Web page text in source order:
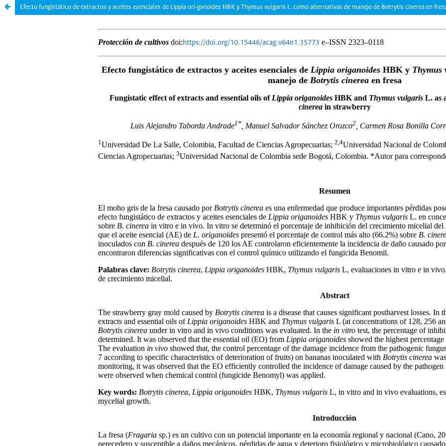
Efecto fungistático de extractos y aceites esenciales de Lippia ori-ganoides HBK y Thymus vulgaris L. como alternativas de manejo de Botrytis cinerea en